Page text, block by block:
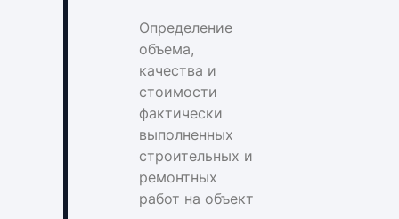
Определение
объема,
качества и
стоимости
фактически
выполненных
строительных и
ремонтных
работ на объект